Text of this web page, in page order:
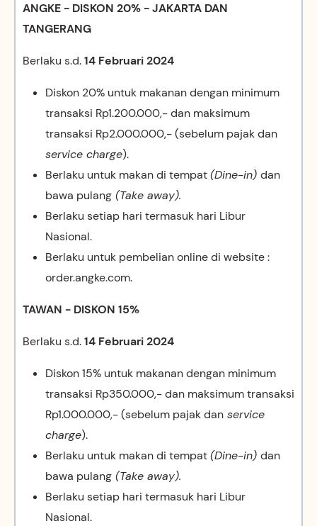
ANGKE - DISKON 20% - JAKARTA DAN
TANGERANG
Berlaku s.d.14 Februari 2024
Diskon 20% untuk makanan dengan minimum
transaksi Rp1.200.000,- dan maksimum
transaksi Rp2.000.000,- (sebelum pajak dan
service charge).
Berlaku untuk makan di tempat(Dine-in) dan
bawa pulang (Take away).
Berlaku setiap hari termasuk hari Libur
Nasional.
Berlaku untuk pembelian online di website :
order.angke.com.
TAWAN - DISKON 15%
Berlaku s.d.14 Februari 2024
Diskon 15% untuk makanan dengan minimum
transaksi Rp350.000,- dan maksimum transaksi
Rp1.000.000,- (sebelum pajak dan service
charge).
Berlaku untuk makan di tempat(Dine-in) dan
bawa pulang (Take away).
Berlaku setiap hari termasuk hari Libur
Nasional.